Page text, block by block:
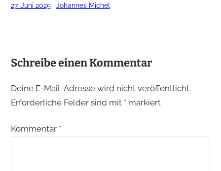
27. Juni 2025 Johannes Michel
Schreibe einen Kommentar
Deine E-Mail-Adresse wird nicht veröffentlicht.
Erforderliche Felder sind mit *markiert
Kommentar *